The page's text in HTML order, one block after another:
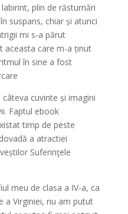
plin de răsturnări
suspans, chiar și atunci
mi s-a părut
aceasta care m-a ținut
în sine a fost
cuvinte și imagini
Faptul ebook
timp de peste
a atractiei
Suferinţele
meu de clasa a IV-a, ca
a Virginiei, nu am putut